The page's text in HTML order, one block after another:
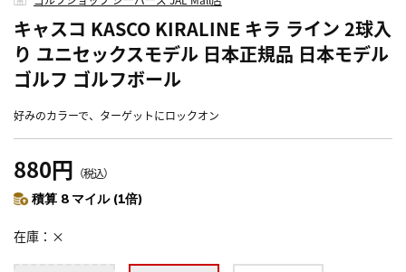
キャスコ KASCO KIRALINE キラ ライン 2球入
り ユニセックスモデル 日本正規品 日本モデル
ゴルフ ゴルフボール
好みのカラーで、ターゲットにロックオン
880円 （税込）
積算 8 マイル (1倍)
在庫 ×